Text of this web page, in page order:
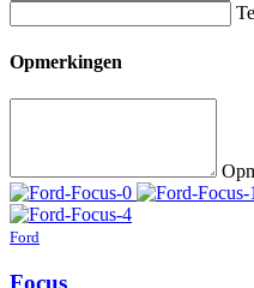
Opmerkingen
Ford
Focus